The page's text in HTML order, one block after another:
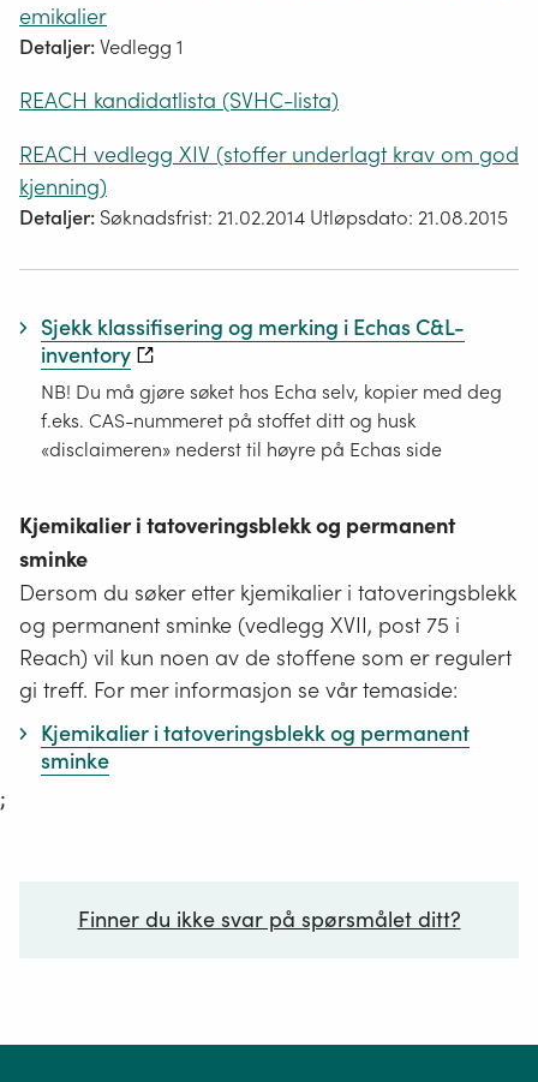
emikalier
Detaljer:Vedlegg 1
REACH kandidatlista (SVHC-lista)
REACH vedlegg XIV (stoffer underlagt krav om god
kjenning)
Detaljer: Søknadsfrist: 21.02.2014 Utløpsdato: 21.08.2015
Sjekk klassifisering og merking i Echas C&L-
inventory
NB! Du må gjøre søket hos Echa selv, kopier med deg
f.eks. CAS-nummeret på stoffet ditt og husk
«disclaimeren» nederst til høyre på Echas side
Kjemikalier i tatoveringsblekk og permanent
sminke
Dersom du søker etter kjemikalier i tatoveringsblekk
og permanent sminke (vedlegg XVII, post 75 i
Reach) vil kun noen av de stoffene som er regulert
gi treff. For mer informasjon se vår temaside:
Kjemikalier i tatoveringsblekk og permanent
sminke
;
Finner du ikke svar på spørsmålet ditt?